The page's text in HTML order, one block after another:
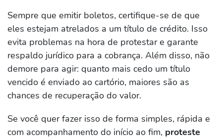
Sempre que emitir boletos, certifique-se de que
eles estejam atrelados a um título de crédito. Isso
evita problemas na hora de protestar e garante
respaldo jurídico para a cobrança. Além disso, não
demore para agir: quanto mais cedo um título
vencido é enviado ao cartório, maiores são as
chances de recuperação do valor.
Se você quer fazer isso de forma simples, rápida e
com acompanhamento do início ao fim, proteste